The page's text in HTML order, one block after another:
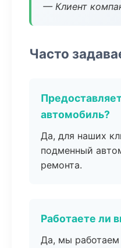
— Клиент
Часто
автомобиль?
Да, для наших
подменный
ремонта.
Работаете ли
Да, мы